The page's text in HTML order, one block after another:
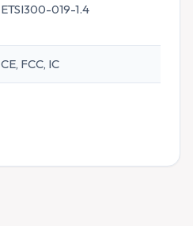
ETSI300-019-1.4
CE, FCC, IC